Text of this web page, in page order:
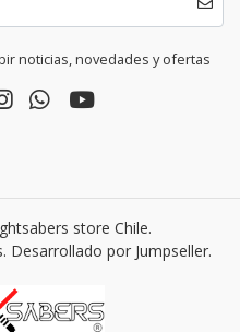
noticias, novedades y ofertas
store Chile.
Desarrollado por Jumpseller.